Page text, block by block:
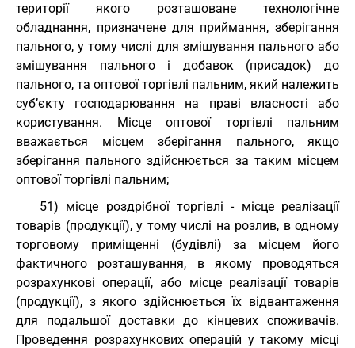
території якого розташоване технологічне
обладнання, призначене для приймання, зберігання
пального, у тому числі для змішування пального або
змішування пального і добавок (присадок) до
пального, та оптової торгівлі пальним, який належить
суб’єкту господарювання на праві власності або
користування. Місце оптової торгівлі пальним
вважається місцем зберігання пального, якщо
зберігання пального здійснюється за таким місцем
оптової торгівлі пальним;
51) місце роздрібної торгівлі - місце реалізації
товарів (продукції), у тому числі на розлив, в одному
торговому приміщенні (будівлі) за місцем його
фактичного розташування, в якому проводяться
розрахункові операції, або місце реалізації товарів
(продукції), з якого здійснюється їх відвантаження
для подальшої доставки до кінцевих споживачів.
Проведення розрахункових операцій у такому місці